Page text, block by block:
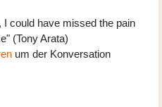
could have missed the pain
(Tony Arata)
um der Konversation